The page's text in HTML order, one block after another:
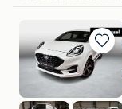
Bewaren
in
Mijn